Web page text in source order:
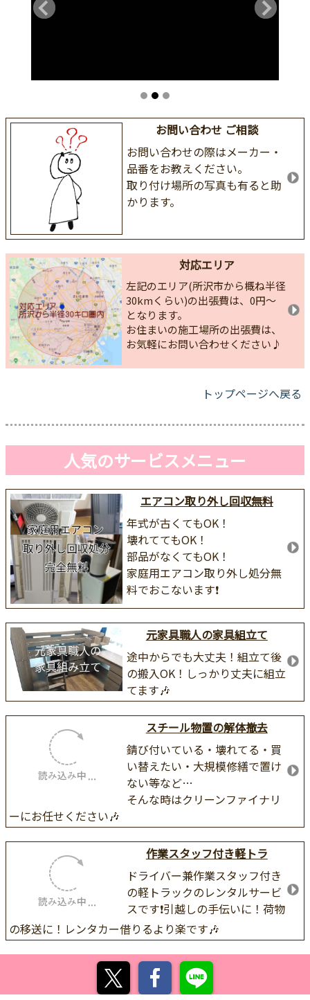
お問い合わせ ご相談
お問い合わせの際はメーカー・
品番をお教えください。
取り付け場所の写真も有ると助
かります。
対応エリア
左記のエリア(所沢市から概ね半径
30kmくらい)の出張費は、0円～
となります。
お住まいの施工場所の出張費は、
お気軽にお問い合わせください♪
トップページへ戻る
人気のサービスメニュー
エアコン取り外し回収無料
年式が古くてもOK！
壊れててもOK！
部品がなくてもOK！
家庭用エアコン取り外し処分無
料でおこないます❗
元家具職人の家具組立て
途中からでも大丈夫！組立て後
の搬入OK！しっかり丈夫に組立
てます🎶
スチール物置の解体撤去
錆び付いている・壊れてる・買
い替えたい・大規模修繕で置け
ない等など…
そんな時はクリーンファイナリ
ーにお任せください🎶
作業スタッフ付き軽トラ
ドライバー兼作業スタッフ付き
の軽トラックのレンタルサービ
スです❗引越しの手伝いに！荷物
の移送に！レンタカー借りるより楽です🎶